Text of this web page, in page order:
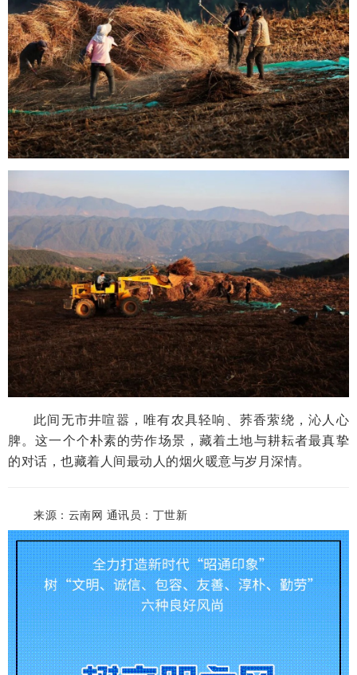
此间无市井喧嚣，唯有农具轻响、荞香萦绕，沁人心
脾。这一个个朴素的劳作场景，藏着土地与耕耘者最真挚
的对话，也藏着人间最动人的烟火暖意与岁月深情。
来源：云南网 通讯员：丁世新